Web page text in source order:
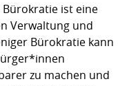
ist eine
Verwaltung und
Bürokratie kann
zu machen und